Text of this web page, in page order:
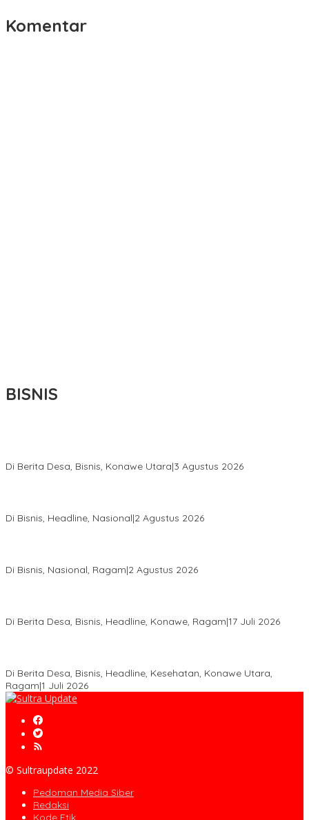
Komentar
BISNIS
Di Berita Desa, Bisnis, Konawe Utara|3 Agustus 2026
Di Bisnis, Headline, Nasional|2 Agustus 2026
Di Bisnis, Nasional, Ragam|2 Agustus 2026
Di Berita Desa, Bisnis, Headline, Konawe, Ragam|17 Juli 2026
Di Berita Desa, Bisnis, Headline, Kesehatan, Konawe Utara,
Ragam|1 Juli 2026
© Sultraupdate 2022
Pedoman Media Siber
Redaksi
Kode Etik